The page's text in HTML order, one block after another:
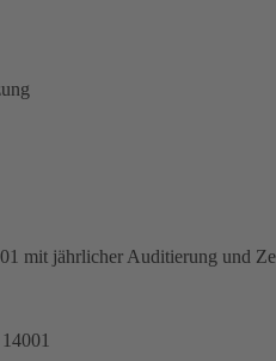
mit jährlicher Auditierung und